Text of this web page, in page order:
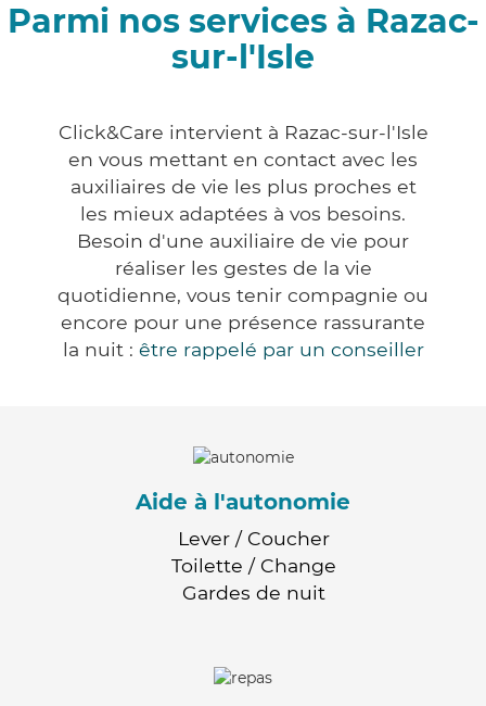
Parmi nos services à Razac-
sur-l'Isle
Click&Care intervient à Razac-sur-l'Isle
en vous mettant en contact avec les
auxiliaires de vie les plus proches et
les mieux adaptées à vos besoins.
Besoin d'une auxiliaire de vie pour
réaliser les gestes de la vie
quotidienne, vous tenir compagnie ou
encore pour une présence rassurante
la nuit : être rappelé par un conseiller
Aide à l'autonomie
Lever / Coucher
Toilette / Change
Gardes de nuit